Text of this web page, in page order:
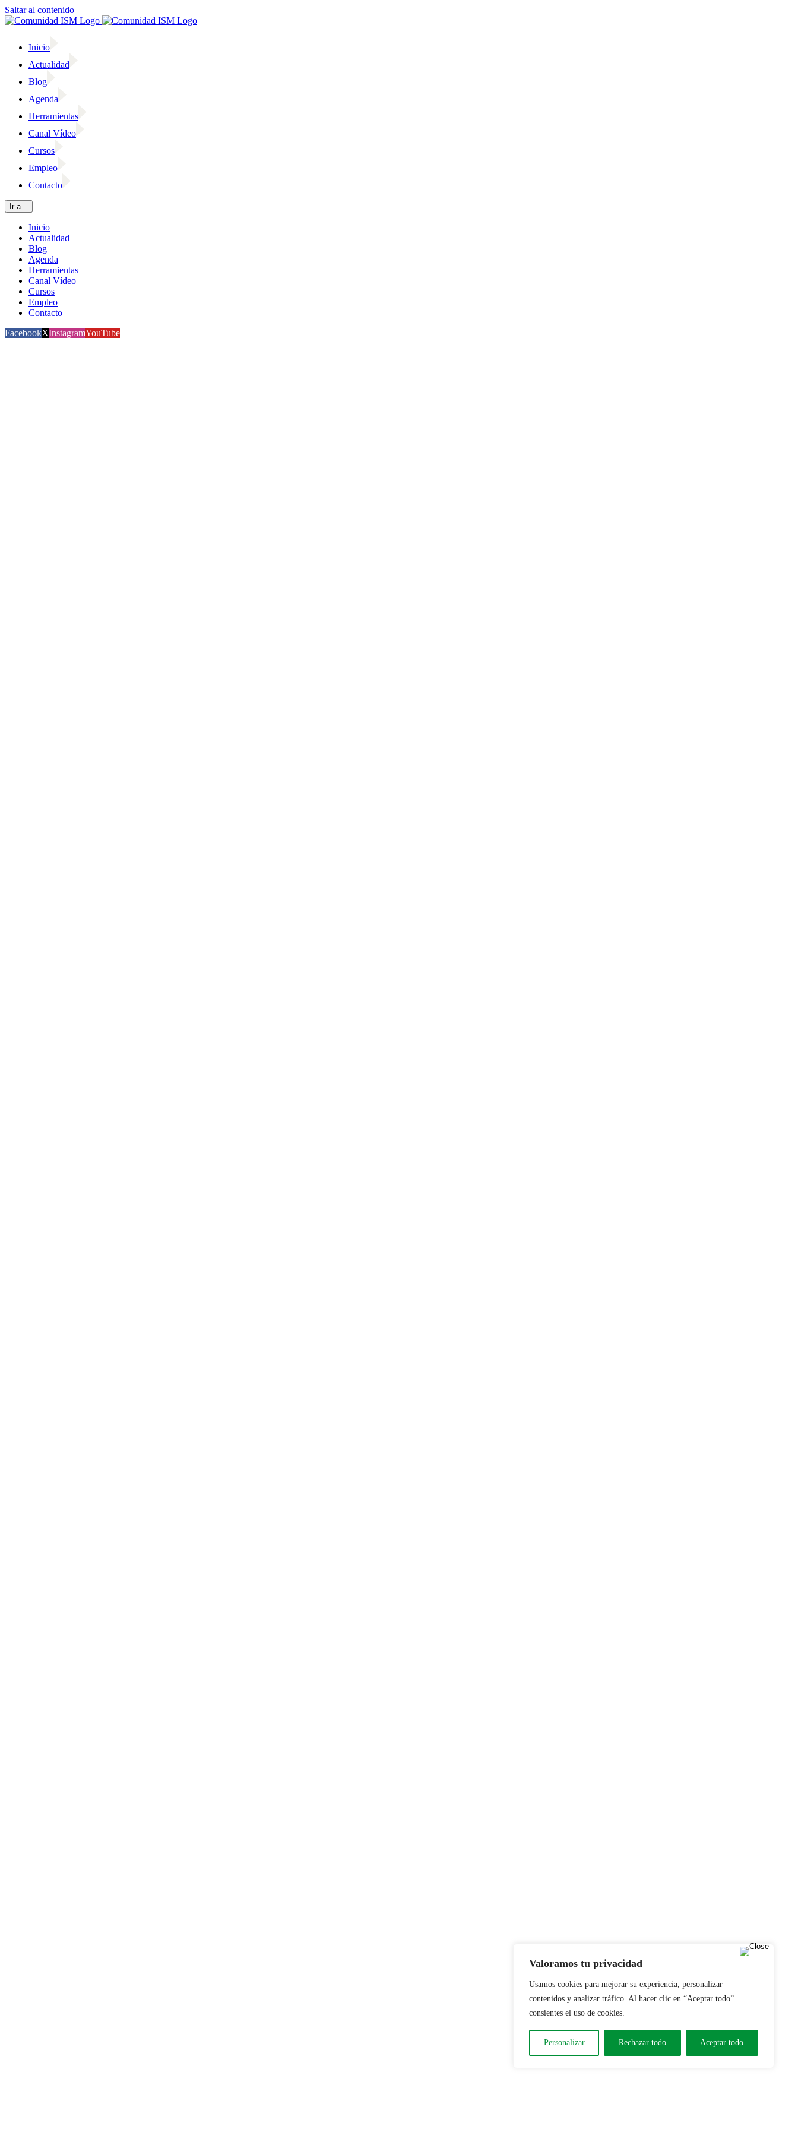
Valoramos tu privacidad
Usamos cookies para mejorar su experiencia, personalizar
contenidos y analizar tráfico. Al hacer clic en “Aceptar todo”
consientes el uso de cookies.
Personalizar Rechazar todo Aceptar todo
Saltar al contenido
Inicio
Actualidad
Blog
Agenda
Herramientas
Canal Vídeo
Cursos
Empleo
Contacto
Ir a...
Inicio
Actualidad
Blog
Agenda
Herramientas
Canal Vídeo
Cursos
Empleo
Contacto
FacebookXInstagramYouTube